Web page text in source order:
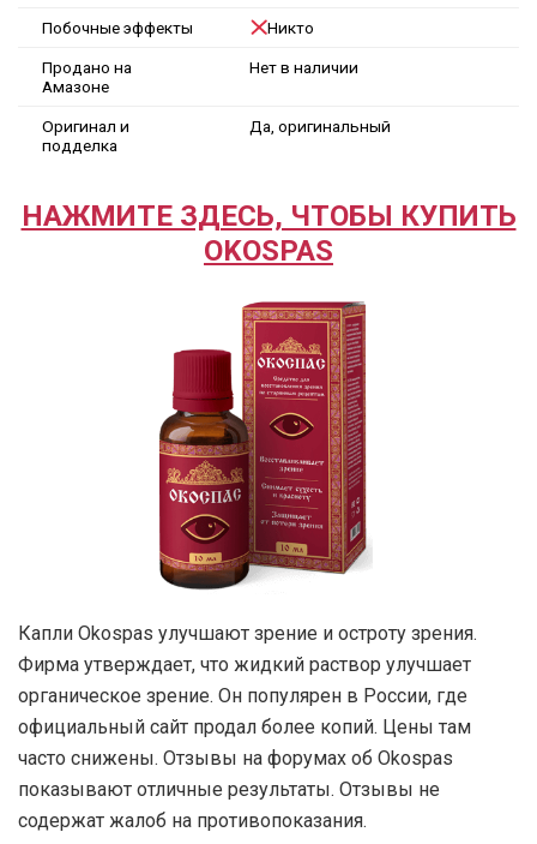
Побочные эффекты Никто
Продано на
Амазоне
Нет в наличии
Оригинал и
подделка
Да, оригинальный
НАЖМИТЕ ЗДЕСЬ, ЧТОБЫ КУПИТЬ
OKOSPAS
Капли Okospas улучшают зрение и остроту зрения.
Фирма утверждает, что жидкий раствор улучшает
органическое зрение. Он популярен в России, где
официальный сайт продал более копий. Цены там
часто снижены. Отзывы на форумах об Okospas
показывают отличные результаты. Отзывы не
содержат жалоб на противопоказания.